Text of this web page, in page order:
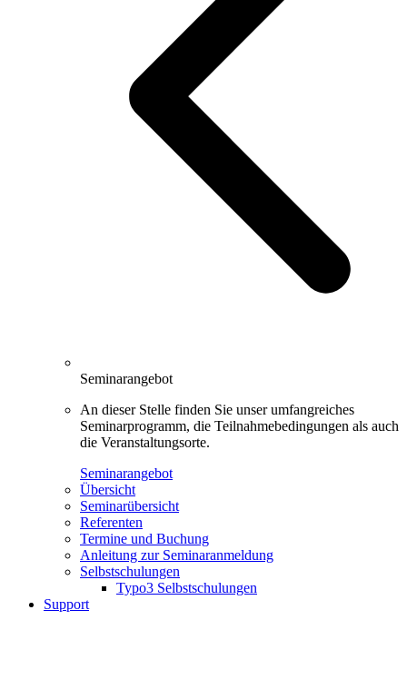
Seminarangebot
An dieser Stelle finden Sie unser umfangreiches
Seminarprogramm, die Teilnahmebedingungen als auch
die Veranstaltungsorte.
Seminarangebot
Übersicht
Seminarübersicht
Referenten
Termine und Buchung
Anleitung zur Seminaranmeldung
Selbstschulungen
Typo3 Selbstschulungen
Support